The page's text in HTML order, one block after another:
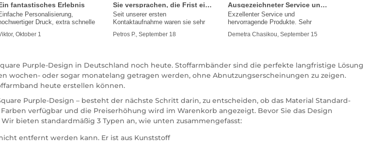
fantastisches Erlebnis
Personalisierung,
Druck, extra schnelle
Oktober 1
Sie versprachen, die Frist einzuhalten
Seit unserer ersten
Kontaktaufnahme waren sie sehr
Petros P., September 18
Ausgezeichneter Service und Produkte
Exzellenter Service und
hervorragende Produkte. Sehr
Demetra Chasikou, September 15
Purple-Design in Deutschland noch heute. Stoffarmbänder sind die perfekte langfristige Lösung
wochen- oder sogar monatelang getragen werden, ohne Abnutzungserscheinungen zu zeigen.
heute erstellen können.
Purple-Design – besteht der nächste Schritt darin, zu entscheiden, ob das Material Standard-
verfügbar und die Preiserhöhung wird im Warenkorb angezeigt. Bevor Sie das Design
bieten standardmäßig 3 Typen an, wie unten zusammengefasst:
entfernt werden kann. Er ist aus Kunststoff